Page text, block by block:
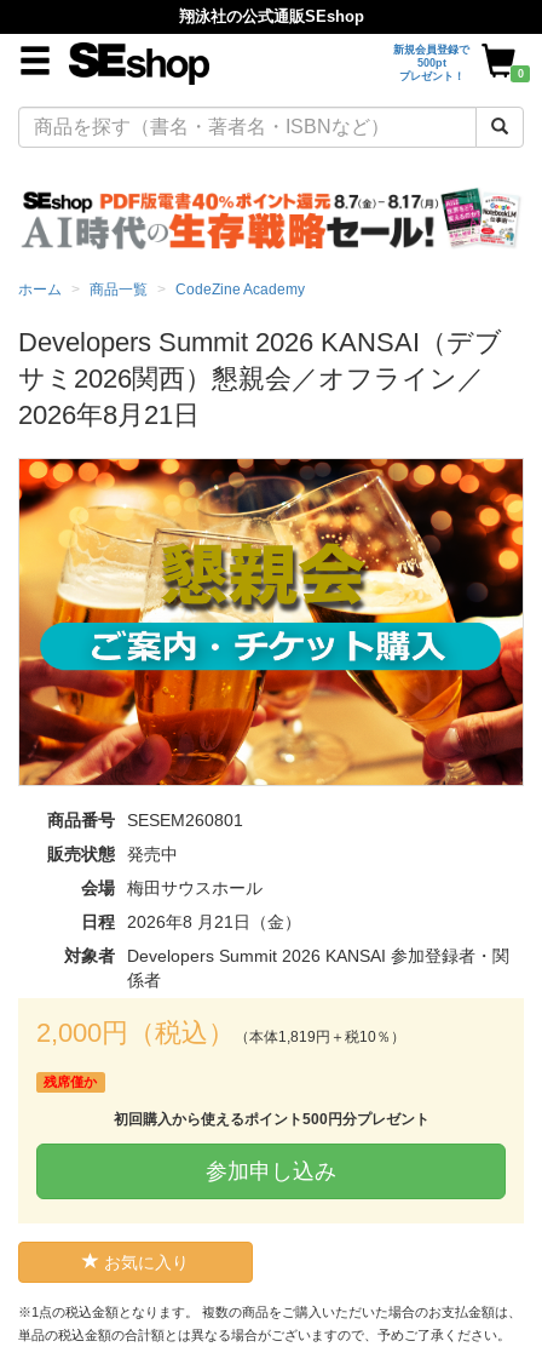
翔泳社の公式通販SEshop
新規会員登録で
500pt
プレゼント！
0
ホーム 商品一覧 CodeZine Academy
Developers Summit 2026 KANSAI（デブ
サミ2026関西）懇親会／オフライン／
2026年8月21日
商品番号
SESEM260801
販売状態
発売中
会場
梅田サウスホール
日程
2026年8 月21日（金）
対象者
Developers Summit 2026 KANSAI 参加登録者・関
係者
2,000円（税込） （本体1,819円＋税10％）
残席僅か
初回購入から使えるポイント500円分プレゼント
参加申し込み
お気に入り
※1点の税込金額となります。 複数の商品をご購入いただいた場合のお支払金額は、
単品の税込金額の合計額とは異なる場合がございますので、予めご了承ください。